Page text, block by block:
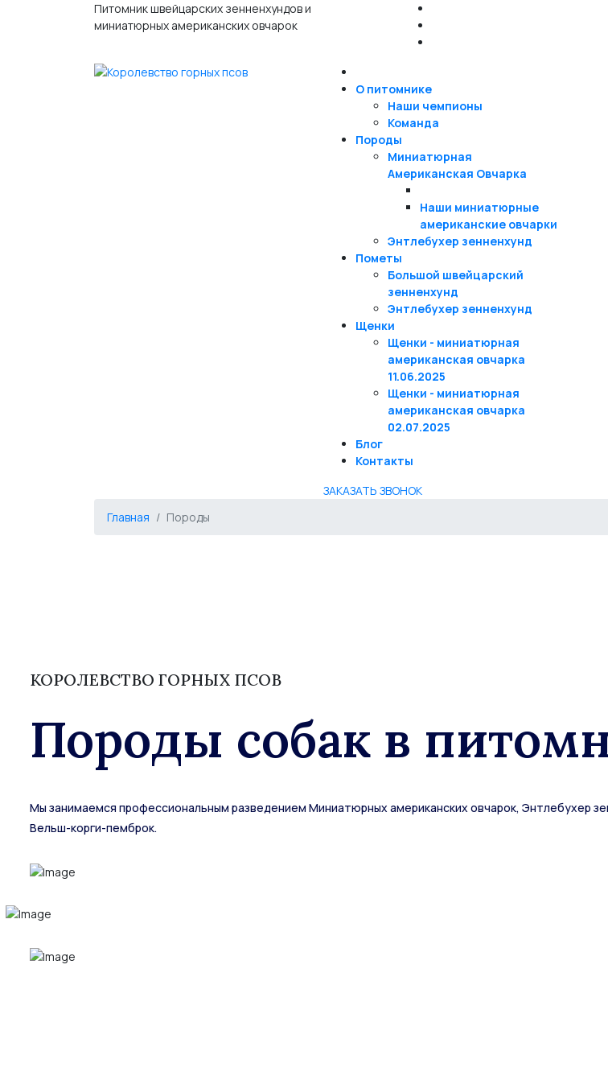
Питомник швейцарских зенненхундов и
миниатюрных американских овчарок
О питомнике
Наши чемпионы
Команда
Породы
Миниатюрная
Американская Овчарка
Наши миниатюрные
американские овчарки
Энтлебухер зенненхунд
Пометы
Большой швейцарский
зенненхунд
Энтлебухер зенненхунд
Щенки
Щенки - миниатюрная
американская овчарка
11.06.2025
Щенки - миниатюрная
американская овчарка
02.07.2025
Блог
Контакты
ЗАКАЗАТЬ ЗВОНОК
Главная
Породы
КОРОЛЕВСТВО ГОРНЫХ ПСОВ
Породы собак в
Мы занимаемся профессиональным разведением Миниатюрных американских овчарок, Энтлебухер
Вельш-корги-пемброк.